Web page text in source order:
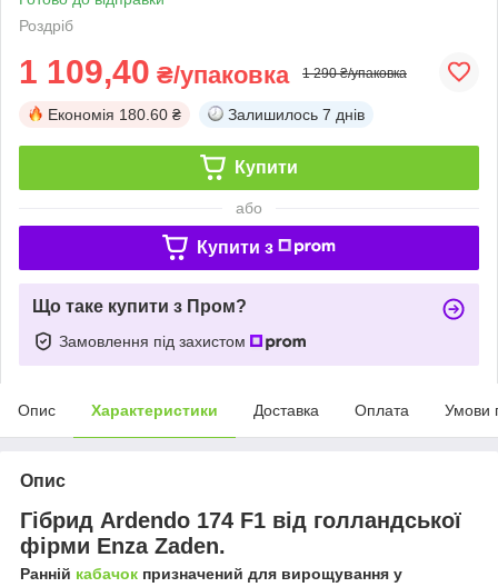
Роздріб
1 109,40 ₴/упаковка 1 290 ₴/упаковка
Економія 180.60 ₴ Залишилось 7 днів
Купити
або
Купити з
Що таке купити з Пром?
Замовлення під захистом
Опис Характеристики Доставка Оплата Умови
Опис
Гібрид Ardendo 174 F1 від голландської
фірми Enza Zaden.
Ранній кабачок призначений для вирощування у